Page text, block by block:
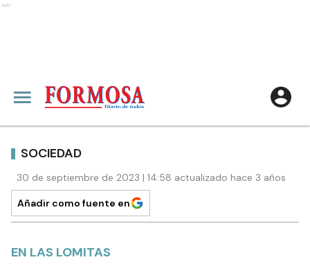
Ads
SOCIEDAD
30 de septiembre de 2023 | 14:58 actualizado hace 3 años
Añadir como fuente en
EN LAS LOMITAS